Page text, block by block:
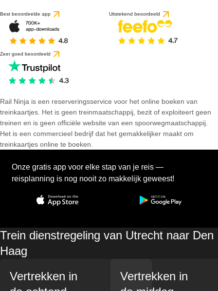
Best beoordeelde app Uitstekend beoordeeld
Zeer goed beoordeeld
Rail Ninja is een reserveringsservice voor het online boeken van
treinkaartjes. Het is geen treinmaatschappij, bezit of exploiteert geen
treinen en is geen officiële website van een spoorwegmaatschappij.
Het is een commercieel bedrijf dat het gemakkelijker maakt om
treinkaartjes online te boeken.
Onze gratis app voor elke stap van je reis —
reisplanning is nog nooit zo makkelijk geweest!
Trein dienstregeling van Utrecht naar Den
Haag
Vertrekken in
Vertrekken in